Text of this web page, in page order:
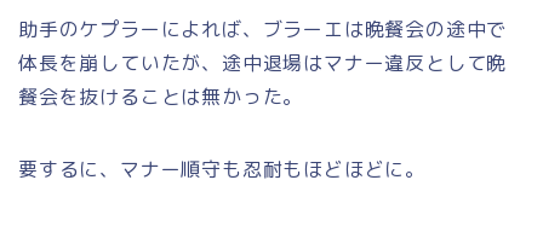
助手のケプラーによれば、ブラーエは晩餐会の途中で
体長を崩していたが、途中退場はマナー違反として晩
餐会を抜けることは無かった。
要するに、マナー順守も忍耐もほどほどに。